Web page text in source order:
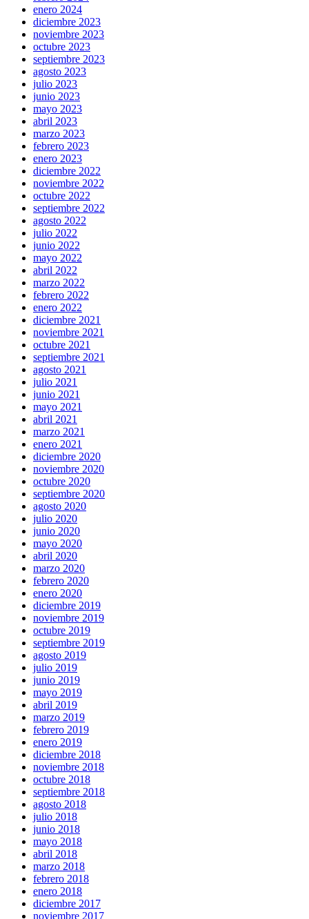
enero 2024
diciembre 2023
noviembre 2023
octubre 2023
septiembre 2023
agosto 2023
julio 2023
junio 2023
mayo 2023
abril 2023
marzo 2023
febrero 2023
enero 2023
diciembre 2022
noviembre 2022
octubre 2022
septiembre 2022
agosto 2022
julio 2022
junio 2022
mayo 2022
abril 2022
marzo 2022
febrero 2022
enero 2022
diciembre 2021
noviembre 2021
octubre 2021
septiembre 2021
agosto 2021
julio 2021
junio 2021
mayo 2021
abril 2021
marzo 2021
enero 2021
diciembre 2020
noviembre 2020
octubre 2020
septiembre 2020
agosto 2020
julio 2020
junio 2020
mayo 2020
abril 2020
marzo 2020
febrero 2020
enero 2020
diciembre 2019
noviembre 2019
octubre 2019
septiembre 2019
agosto 2019
julio 2019
junio 2019
mayo 2019
abril 2019
marzo 2019
febrero 2019
enero 2019
diciembre 2018
noviembre 2018
octubre 2018
septiembre 2018
agosto 2018
julio 2018
junio 2018
mayo 2018
abril 2018
marzo 2018
febrero 2018
enero 2018
diciembre 2017
noviembre 2017